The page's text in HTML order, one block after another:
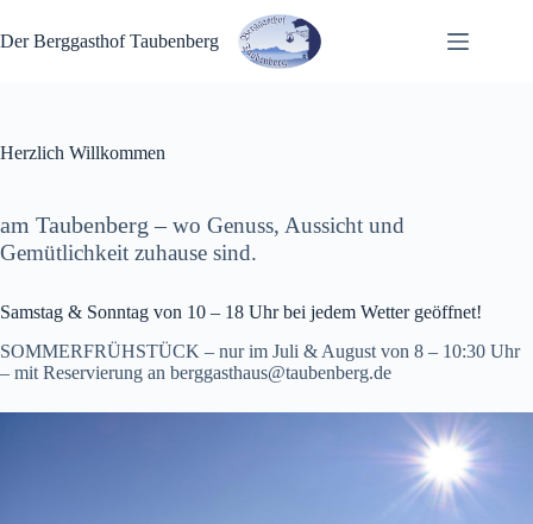
Inhalt
springen
Der Berggasthof Taubenberg
Herzlich Willkommen
am Taubenberg –wo Genuss, Aussicht und
Gemütlichkeit zuhause sind.
Samstag & Sonntag von 10 – 18 Uhr bei jedem Wetter geöffnet!
SOMMERFRÜHSTÜCK – nur im Juli & August von 8 – 10:30 Uhr
– mit Reservierung an berggasthaus@taubenberg.de